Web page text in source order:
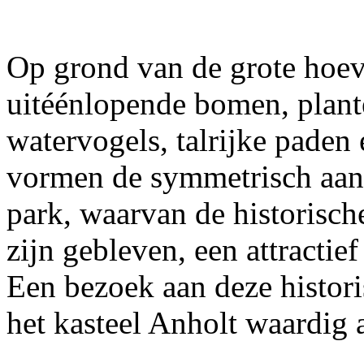
Op grond van de grote
uitéénlopende bomen,
watervogels, talrijke
vormen de symmetrisch
park, waarvan de
zijn gebleven, een
Een bezoek aan deze
het kasteel Anholt waardig